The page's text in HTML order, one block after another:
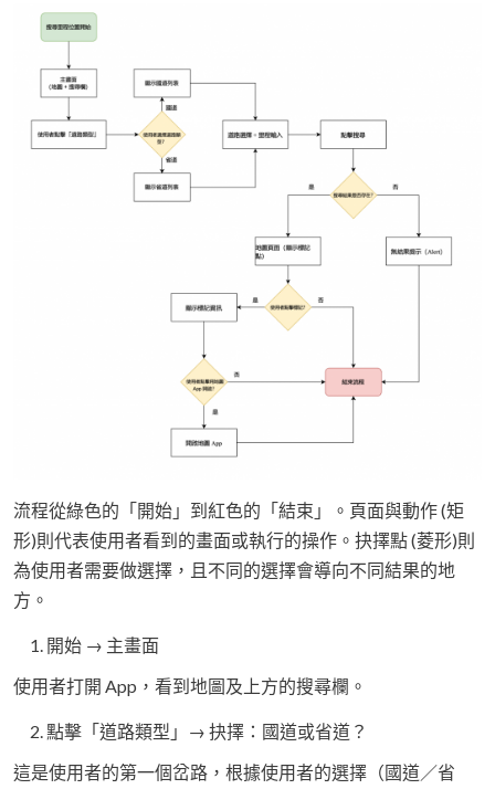
流程從綠色的「開始」到紅色的「結束」。頁面與動作 (矩
形)則代表使用者看到的畫面或執行的操作。抉擇點 (菱形)則
為使用者需要做選擇，且不同的選擇會導向不同結果的地
方。
開始 → 主畫面
使用者打開 App，看到地圖及上方的搜尋欄。
點擊「道路類型」→ 抉擇：國道或省道？
這是使用者的第一個岔路，根據使用者的選擇（國道／省